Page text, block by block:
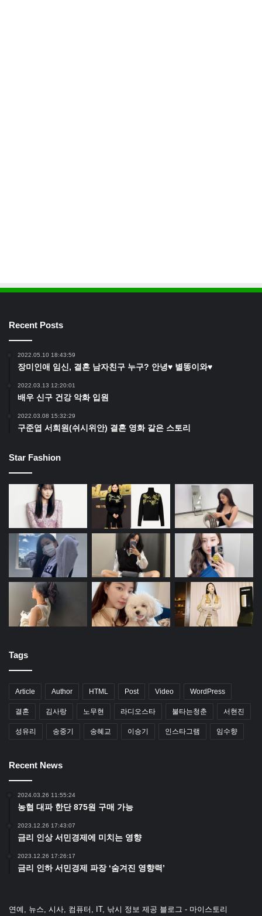
Recent Posts
2022.05.10 18:43:59
장미인애 임신, 결혼 남자친구 누구? 안녕♥ 별똥이와♥
2022.03.13 12:20:01
배우 신구 건강 악화 입원
2022.03.08 15:32:29
구준엽 서희원(쉬시위안) 결혼 영화 같은 스토리
Star Fashion
Tags
Article Author HTML Post Video WordPress
결혼 김사랑 노무현 라디오스타 불타는청춘 서현진
성유리 송중기 송혜교 이승기 인스타그램 임수향
Recent News
2024.03.26 11:55:24
농협 대파 한단 875원 구매 가능
2023.12.26 17:43:07
금리 인상 서민경제에 미치는 영향
2023.12.26 17:26:17
금리 인하 서민경제 파장 ‘숨겨진 영향력’
연예, 뉴스, 시사, 컴퓨터, IT, 낚시 정보 제공 블로그 - 마이스토리